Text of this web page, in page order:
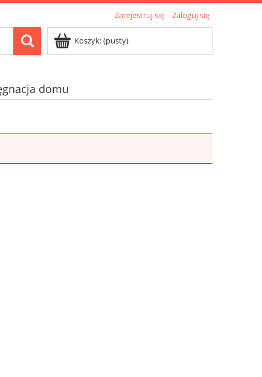
Zarejestruj się Zaloguj się
Koszyk:(pusty)
domu